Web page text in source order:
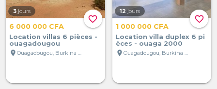
favorite_border
3 jours
6 000 000 CFA
Location villas 6 pièces -
ouagadougou
location_on
favorite_border
12 jours
1 000 000 CFA
Location villa duplex 6 pi
èces - ouaga 2000
location_on